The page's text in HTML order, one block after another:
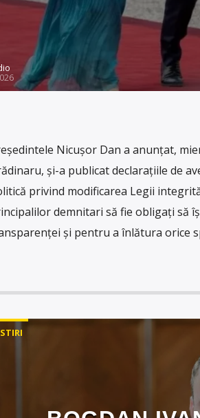
Nicușor Dan a anunțat,
și-a publicat declarațiile de
privind modificarea Legii
demnitari să fie obligați să
și pentru a înlătura orice
STIRI